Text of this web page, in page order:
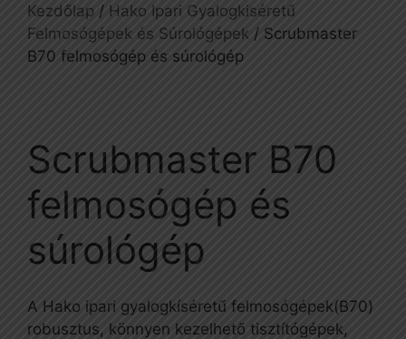
Kezdőlap / Hako Ipari Gyalogkiséretű
Felmosógépek és Súrológépek / Scrubmaster
B70 felmosógép és súrológép
Scrubmaster B70
felmosógép és
súrológép
A Hako ipari gyalogkíséretű felmosógépek(B70)
robusztus, könnyen kezelhető tisztítógépek,